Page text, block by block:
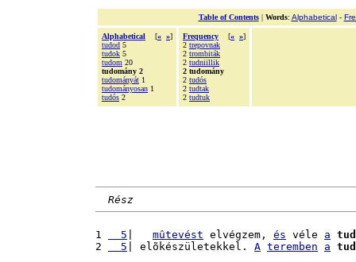
Table of Contents| Words: Alphabetical-
Alphabetical [« »]
tudod 5
tudok 5
tudom 20
tudomány 2
tudományát 1
tudományosan 1
tudós 2
Frequency [« »]
2 trepovnak
2 trombiták
2 tudniillik
2 tudomány
2 tudós
2 tudtak
2 tudtuk
Rész
1
  5
mûtevést elvégzem, és véle a
2
  5
| elõkészületekkel. A teremben a